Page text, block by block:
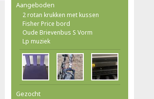
Aangeboden
2 rotan krukken met kussen
Fisher Price bord
Oude Brievenbus S Vorm
Lp muziek
Gezocht